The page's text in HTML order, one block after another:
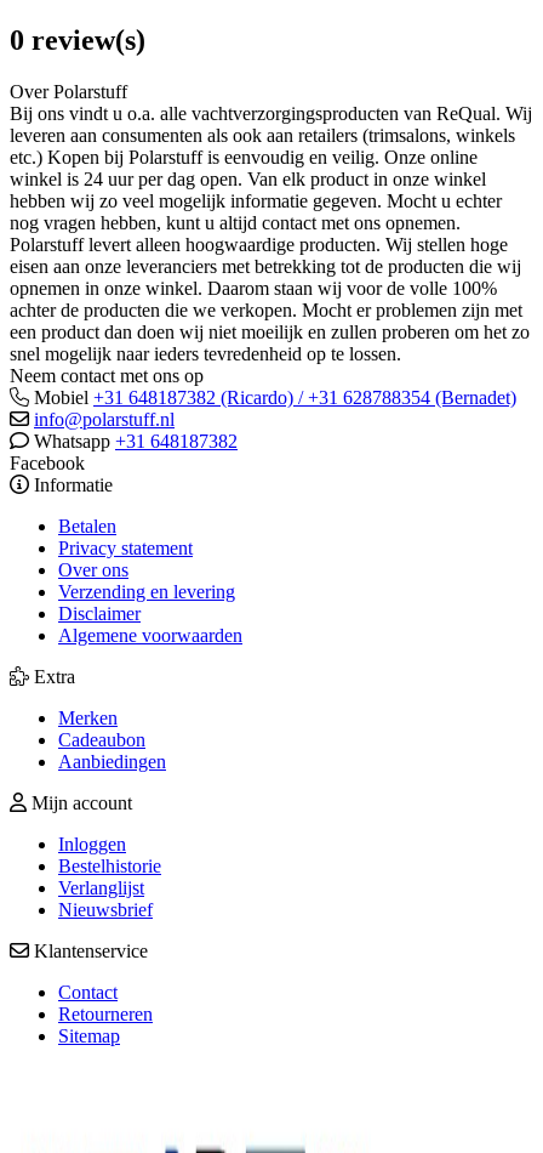
0 review(s)
Over Polarstuff
Bij ons vindt u o.a. alle vachtverzorgingsproducten van ReQual. Wij
leveren aan consumenten als ook aan retailers (trimsalons, winkels
etc.) Kopen bij Polarstuff is eenvoudig en veilig. Onze online
winkel is 24 uur per dag open. Van elk product in onze winkel
hebben wij zo veel mogelijk informatie gegeven. Mocht u echter
nog vragen hebben, kunt u altijd contact met ons opnemen.
Polarstuff levert alleen hoogwaardige producten. Wij stellen hoge
eisen aan onze leveranciers met betrekking tot de producten die wij
opnemen in onze winkel. Daarom staan wij voor de volle 100%
achter de producten die we verkopen. Mocht er problemen zijn met
een product dan doen wij niet moeilijk en zullen proberen om het zo
snel mogelijk naar ieders tevredenheid op te lossen.
Neem contact met ons op
Mobiel +31 648187382 (Ricardo) / +31 628788354 (Bernadet)
info@polarstuff.nl
Whatsapp +31 648187382
Facebook
Informatie
Betalen
Privacy statement
Over ons
Verzending en levering
Disclaimer
Algemene voorwaarden
Extra
Merken
Cadeaubon
Aanbiedingen
Mijn account
Inloggen
Bestelhistorie
Verlanglijst
Nieuwsbrief
Klantenservice
Contact
Retourneren
Sitemap